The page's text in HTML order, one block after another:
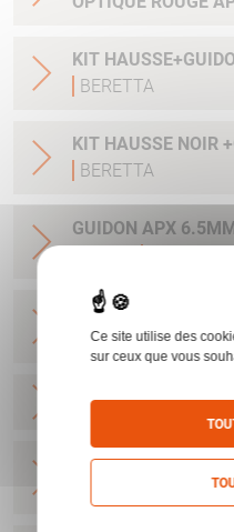
BERETTA
KIT HAUSSE NOIR
BERETTA
GUIDON APX
GUIDON APX
AT25M) BERETTA
KIT SURETE
EMBASE + VIS
Ce site utilise des
sur ceux que vous